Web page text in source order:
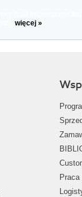
więcej »
Praca